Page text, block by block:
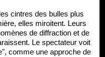
cintres des bulles plus
elles miroitent. Leurs
de diffraction et de
Le spectateur voit
comme une approche de